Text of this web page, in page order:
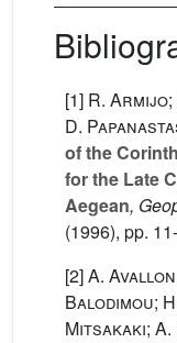
[1] R. Armijo;
D.
of the
for the Late
Aegean,
(1996), pp.
[2]A.
Balodimou;
Mitsakaki;